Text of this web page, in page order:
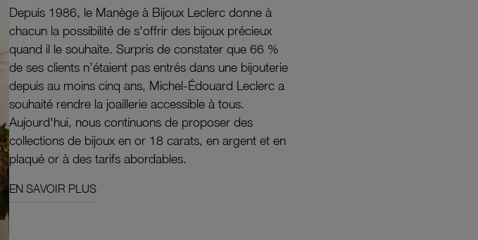
Depuis 1986, le Manège à Bijoux Leclerc donne à
chacun la possibilité de s'offrir des bijoux précieux
quand il le souhaite. Surpris de constater que 66 %
de ses clients n’étaient pas entrés dans une bijouterie
depuis au moins cinq ans, Michel-Édouard Leclerc a
souhaité rendre la joaillerie accessible à tous.
Aujourd'hui, nous continuons de proposer des
collections de bijoux en or 18 carats, en argent et en
plaqué or à des tarifs abordables.
EN SAVOIR PLUS